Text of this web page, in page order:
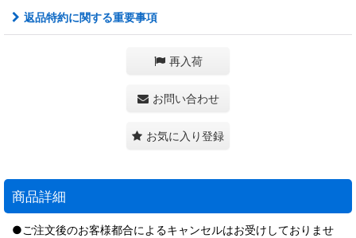
返品特約に関する重要事項
再入荷
お問い合わせ
お気に入り登録
商品詳細
●ご注文後のお客様都合によるキャンセルはお受けしておりませ